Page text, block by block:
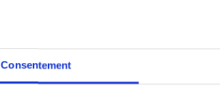
Consentement